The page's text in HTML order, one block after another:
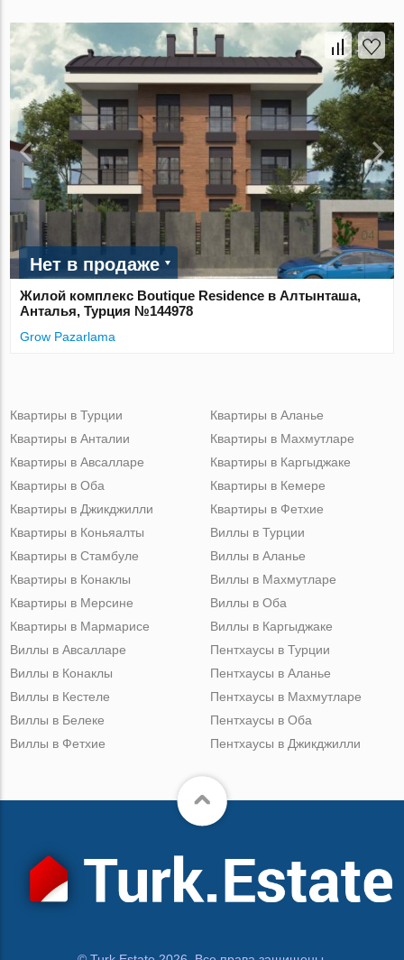
Нет в продаже
Жилой комплекс Boutique Residence в Алтынташа,
Анталья, Турция №144978
Grow Pazarlama
Квартиры в Турции
Квартиры в Анталии
Квартиры в Авсалларе
Квартиры в Оба
Квартиры в Джикджилли
Квартиры в Аланье
Квартиры в Махмутларе
Квартиры в Каргыджаке
Квартиры в Кемере
Квартиры в Фетхие
Квартиры в Коньяалты
Квартиры в Стамбуле
Квартиры в Конаклы
Квартиры в Мерсине
Квартиры в Мармарисе
Виллы в Турции
Виллы в Аланье
Виллы в Махмутларе
Виллы в Оба
Виллы в Каргыджаке
Виллы в Авсалларе
Виллы в Конаклы
Виллы в Кестеле
Виллы в Белеке
Виллы в Фетхие
Пентхаусы в Турции
Пентхаусы в Аланье
Пентхаусы в Махмутларе
Пентхаусы в Оба
Пентхаусы в Джикджилли